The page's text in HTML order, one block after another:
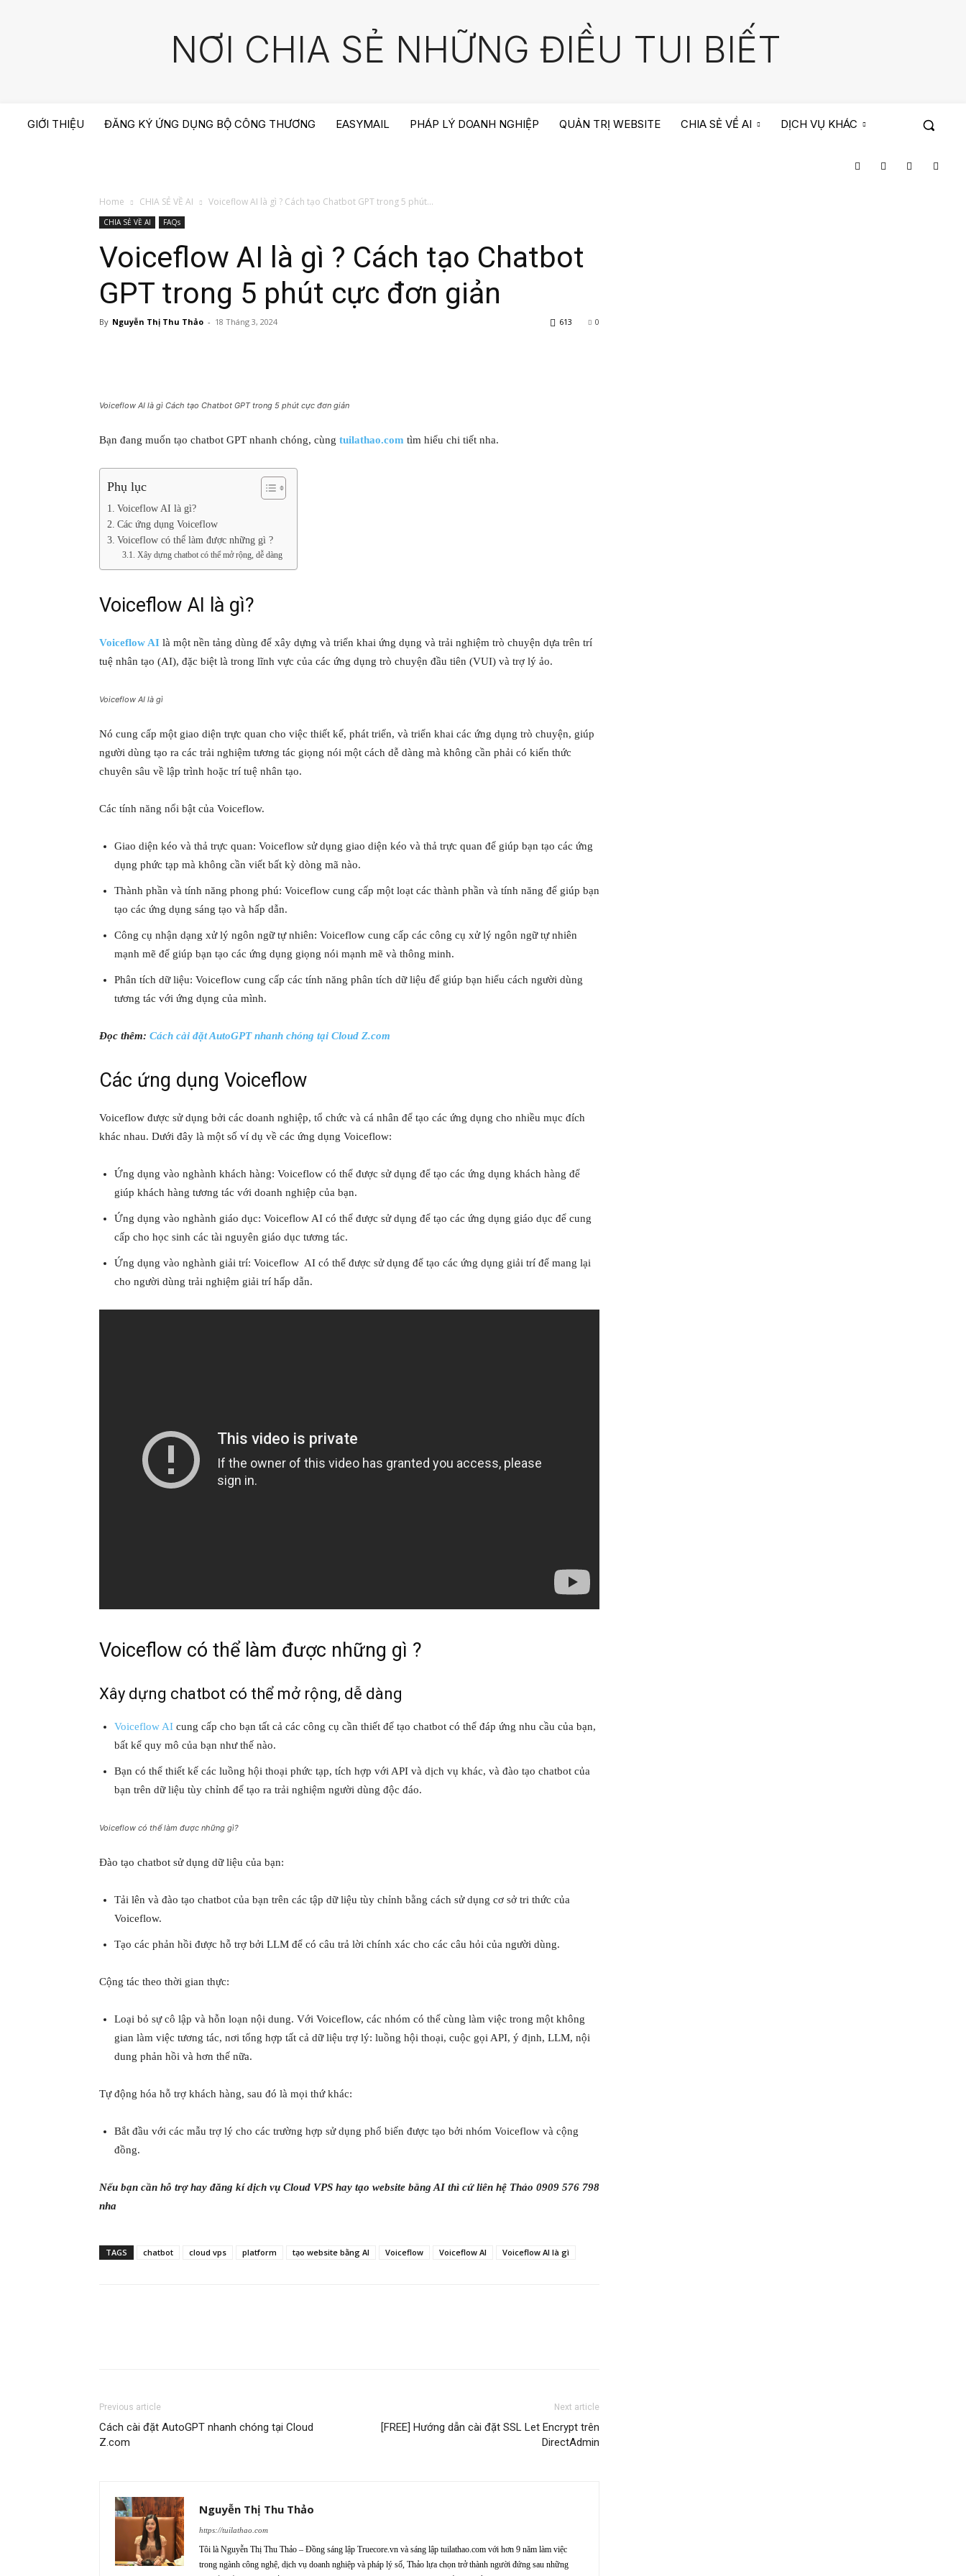
NƠI CHIA SẺ NHỮNG ĐIỀU TUI BIẾT
GIỚI THIỆU ĐĂNG KÝ ỨNG DỤNG BỘ CÔNG THƯƠNG EASYMAIL PHÁP LÝ DOANH NGHIỆP QUẢN TRỊ WEBSITE CHIA SẺ VỀ AI DỊCH VỤ KHÁC
Home CHIA SẺ VỀ AI Voiceflow AI là gì ? Cách tạo Chatbot GPT trong 5 phút...
CHIA SẺ VỀ AI FAQs
Voiceflow AI là gì ? Cách tạo Chatbot
GPT trong 5 phút cực đơn giản
By Nguyễn Thị Thu Thảo - 18 Tháng 3, 2024 0
613
Voiceflow AI là gì Cách tạo Chatbot GPT trong 5 phút cực đơn giản
Bạn đang muốn tạo chatbot GPT nhanh chóng, cùng tuilathao.com tìm hiểu chi tiết nha.
Phụ lục
Voiceflow AI là gì?
Các ứng dụng Voiceflow
Voiceflow có thể làm được những gì ?
Xây dựng chatbot có thể mở rộng, dễ dàng
Voiceflow AI là gì?
Voiceflow AI là một nền tảng dùng để xây dựng và triển khai ứng dụng và trải nghiệm trò chuyện dựa trên trí
tuệ nhân tạo (AI), đặc biệt là trong lĩnh vực của các ứng dụng trò chuyện đầu tiên (VUI) và trợ lý ảo.
Voiceflow AI là gì
Nó cung cấp một giao diện trực quan cho việc thiết kế, phát triển, và triển khai các ứng dụng trò chuyện, giúp
người dùng tạo ra các trải nghiệm tương tác giọng nói một cách dễ dàng mà không cần phải có kiến thức
chuyên sâu về lập trình hoặc trí tuệ nhân tạo.
Các tính năng nổi bật của Voiceflow.
Giao diện kéo và thả trực quan: Voiceflow sử dụng giao diện kéo và thả trực quan để giúp bạn tạo các ứng
dụng phức tạp mà không cần viết bất kỳ dòng mã nào.
Thành phần và tính năng phong phú: Voiceflow cung cấp một loạt các thành phần và tính năng để giúp bạn
tạo các ứng dụng sáng tạo và hấp dẫn.
Công cụ nhận dạng xử lý ngôn ngữ tự nhiên: Voiceflow cung cấp các công cụ xử lý ngôn ngữ tự nhiên
mạnh mẽ để giúp bạn tạo các ứng dụng giọng nói mạnh mẽ và thông minh.
Phân tích dữ liệu: Voiceflow cung cấp các tính năng phân tích dữ liệu để giúp bạn hiểu cách người dùng
tương tác với ứng dụng của mình.
Đọc thêm: Cách cài đặt AutoGPT nhanh chóng tại Cloud Z.com
Các ứng dụng Voiceflow
Voiceflow được sử dụng bởi các doanh nghiệp, tổ chức và cá nhân để tạo các ứng dụng cho nhiều mục đích
khác nhau. Dưới đây là một số ví dụ về các ứng dụng Voiceflow:
Ứng dụng vào nghành khách hàng: Voiceflow có thể được sử dụng để tạo các ứng dụng khách hàng để
giúp khách hàng tương tác với doanh nghiệp của bạn.
Ứng dụng vào nghành giáo dục: Voiceflow AI có thể được sử dụng để tạo các ứng dụng giáo dục để cung
cấp cho học sinh các tài nguyên giáo dục tương tác.
Ứng dụng vào nghành giải trí: Voiceflow AI có thể được sử dụng để tạo các ứng dụng giải trí để mang lại
cho người dùng trải nghiệm giải trí hấp dẫn.
Voiceflow có thể làm được những gì ?
Xây dựng chatbot có thể mở rộng, dễ dàng
Voiceflow AI cung cấp cho bạn tất cả các công cụ cần thiết để tạo chatbot có thể đáp ứng nhu cầu của bạn,
bất kể quy mô của bạn như thế nào.
Bạn có thể thiết kế các luồng hội thoại phức tạp, tích hợp với API và dịch vụ khác, và đào tạo chatbot của
bạn trên dữ liệu tùy chỉnh để tạo ra trải nghiệm người dùng độc đáo.
Voiceflow có thể làm được những gì?
Đào tạo chatbot sử dụng dữ liệu của bạn:
Tải lên và đào tạo chatbot của bạn trên các tập dữ liệu tùy chỉnh bằng cách sử dụng cơ sở tri thức của
Voiceflow.
Tạo các phản hồi được hỗ trợ bởi LLM để có câu trả lời chính xác cho các câu hỏi của người dùng.
Cộng tác theo thời gian thực:
Loại bỏ sự cô lập và hỗn loạn nội dung. Với Voiceflow, các nhóm có thể cùng làm việc trong một không
gian làm việc tương tác, nơi tổng hợp tất cả dữ liệu trợ lý: luồng hội thoại, cuộc gọi API, ý định, LLM, nội
dung phản hồi và hơn thế nữa.
Tự động hóa hỗ trợ khách hàng, sau đó là mọi thứ khác:
Bắt đầu với các mẫu trợ lý cho các trường hợp sử dụng phổ biến được tạo bởi nhóm Voiceflow và cộng
đồng.
Nếu bạn cần hỗ trợ hay đăng kí dịch vụ Cloud VPS hay tạo website bằng AI thì cứ liên hệ Thảo 0909 576 798
nha
TAGS chatbot cloud vps platform tạo website bằng AI Voiceflow Voiceflow AI Voiceflow AI là gì
Previous article
Cách cài đặt AutoGPT nhanh chóng tại Cloud
Z.com
Next article
[FREE] Hướng dẫn cài đặt SSL Let Encrypt trên
DirectAdmin
Nguyễn Thị Thu Thảo
https://tuilathao.com
Tôi là Nguyễn Thị Thu Thảo – Đồng sáng lập Truecore.vn và sáng lập tuilathao.com với hơn 9 năm làm việc
trong ngành công nghệ, dịch vụ doanh nghiệp và pháp lý số, Thảo lựa chọn trở thành người đứng sau những